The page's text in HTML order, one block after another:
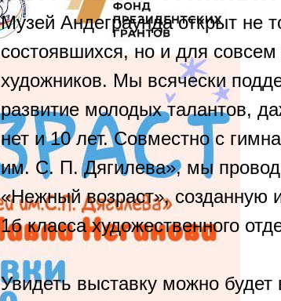
Музей Андеграунда открыт не
состоявшихся, но и для
художников. Мы всячески
развитие молодых талантов,
нет и 10 лет. Совместно с
им. С. П. Дягилева», мы
«Нежный возраст», созданную
1б класса художественного
Увидеть выставку можно будет